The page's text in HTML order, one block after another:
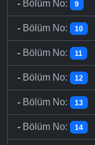
- Bölüm No: 9
- Bölüm No: 10
- Bölüm No: 11
- Bölüm No: 12
- Bölüm No: 13
- Bölüm No: 14